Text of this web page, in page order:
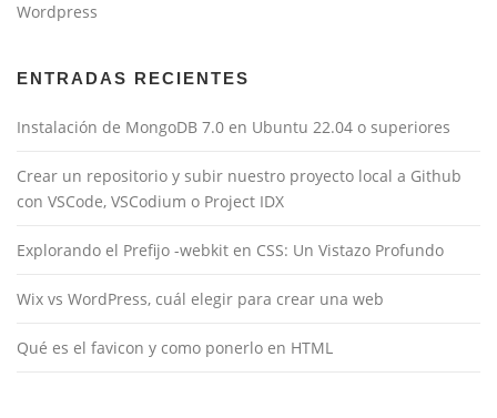
Wordpress
ENTRADAS RECIENTES
Instalación de MongoDB 7.0 en Ubuntu 22.04 o superiores
Crear un repositorio y subir nuestro proyecto local a Github
con VSCode, VSCodium o Project IDX
Explorando el Prefijo -webkit en CSS: Un Vistazo Profundo
Wix vs WordPress, cuál elegir para crear una web
Qué es el favicon y como ponerlo en HTML